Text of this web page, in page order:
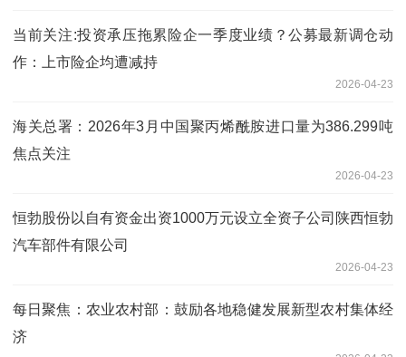
当前关注:投资承压拖累险企一季度业绩？公募最新调仓动
作：上市险企均遭减持
2026-04-23
海关总署：2026年3月中国聚丙烯酰胺进口量为386.299吨
焦点关注
2026-04-23
恒勃股份以自有资金出资1000万元设立全资子公司陕西恒勃
汽车部件有限公司
2026-04-23
每日聚焦：农业农村部：鼓励各地稳健发展新型农村集体经
济